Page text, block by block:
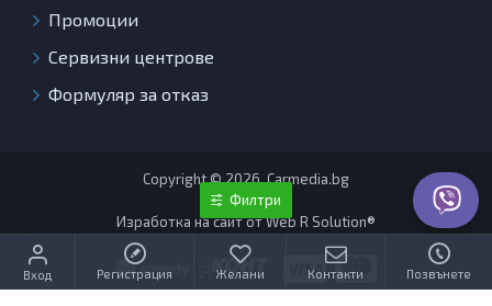
Промоции
Сервизни центрове
Формуляр за отказ
Copyright © 2026, Carmedia.bg
Изработка на сайт от Web R Solution®
Вход Регистрация Желани Контакти Позвънете
Филтри